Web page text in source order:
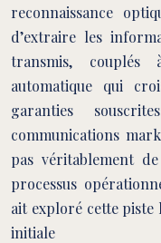
reconnaissance
d’extraire les
transmis, couplés
automatique qui
garanties
communications
pas véritablement de
processus
ait exploré cette piste
initiale